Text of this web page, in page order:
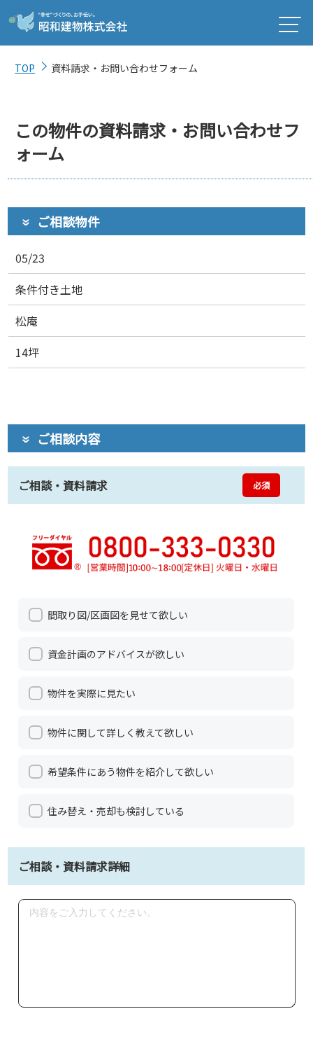
TOP 資料請求・お問い合わせフォーム
この物件の資料請求・お問い合わせフ
ォーム
ご相談物件
05/23
条件付き土地
松庵
14坪
ご相談内容
ご相談・資料請求 必須
間取り図/区画図を見せて欲しい
資金計画のアドバイスが欲しい
物件を実際に見たい
物件に関して詳しく教えて欲しい
希望条件にあう物件を紹介して欲しい
住み替え・売却も検討している
ご相談・資料請求詳細